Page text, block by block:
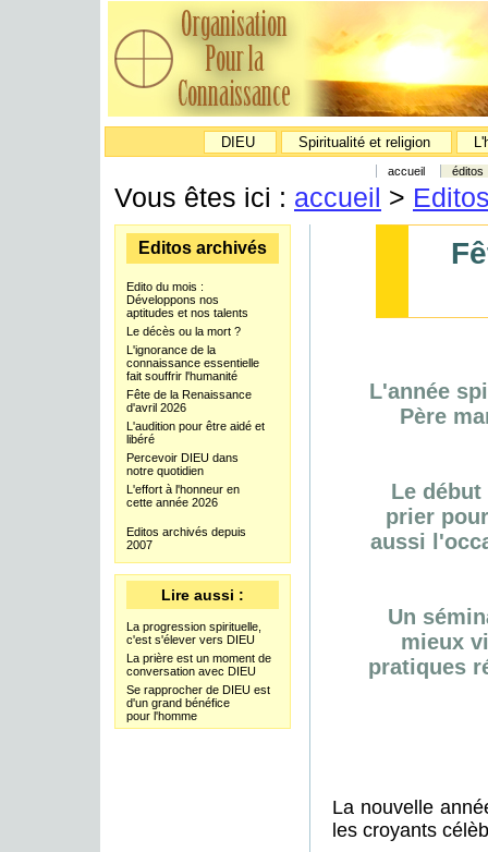
DIEU Spiritualité et religion
accueil éditos
Vous êtes ici : accueil >
L'année
Père
Le
prier
aussi
Un
mieux
pratiques
La nouvelle
les croyants
Editos archivés
Edito du mois :
Développons nos
aptitudes et nos talents
Le décès ou la mort ?
L'ignorance de la
connaissance essentielle
fait souffrir l'humanité
Fête de la Renaissance
d'avril 2026
L'audition pour être aidé et
libéré
Percevoir DIEU dans
notre quotidien
L'effort à l'honneur en
cette année 2026
Editos archivés depuis
2007
Lire aussi :
La progression spirituelle,
c'est s'élever vers DIEU
La prière est un moment de
conversation avec DIEU
Se rapprocher de DIEU est
d'un grand bénéfice
pour l'homme